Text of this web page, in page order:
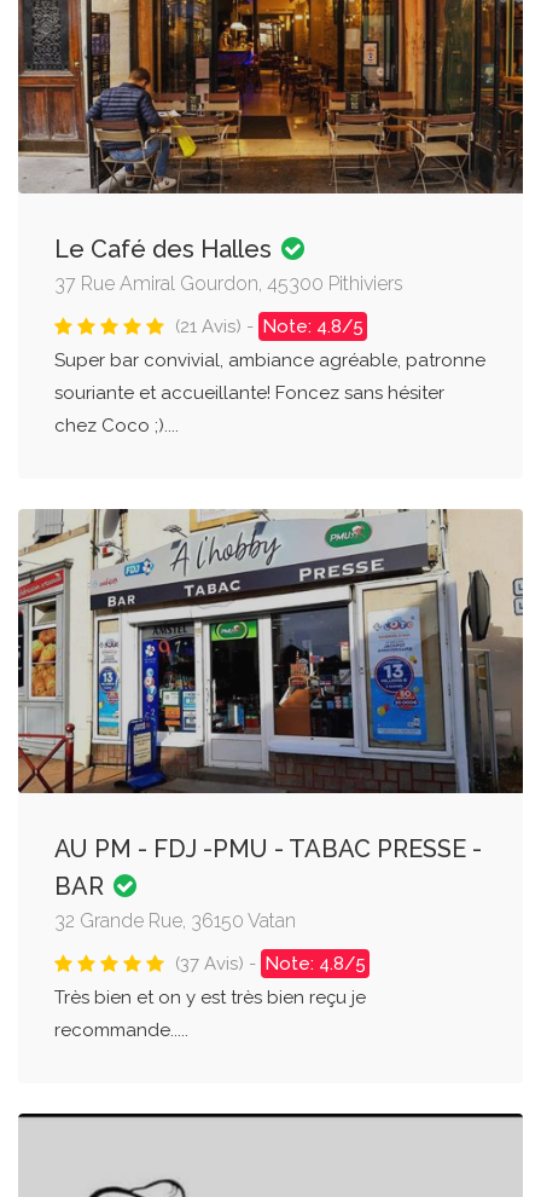
Le Café des Halles
37 Rue Amiral Gourdon, 45300 Pithiviers
(21 Avis) - Note: 4.8/5
Super bar convivial, ambiance agréable, patronne
souriante et accueillante! Foncez sans hésiter
chez Coco ;)....
AU PM - FDJ -PMU - TABAC PRESSE -
BAR
32 Grande Rue, 36150 Vatan
(37 Avis) - Note: 4.8/5
Très bien et on y est très bien reçu je
recommande.....